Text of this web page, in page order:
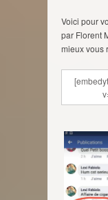
Voici pour
par Florent
mieux vous